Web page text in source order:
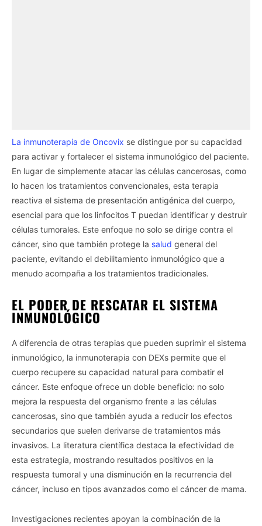
La inmunoterapia de Oncovix se distingue por su capacidad
para activar y fortalecer el sistema inmunológico del paciente.
En lugar de simplemente atacar las células cancerosas, como
lo hacen los tratamientos convencionales, esta terapia
reactiva el sistema de presentación antigénica del cuerpo,
esencial para que los linfocitos T puedan identificar y destruir
células tumorales. Este enfoque no solo se dirige contra el
cáncer, sino que también protege la salud general del
paciente, evitando el debilitamiento inmunológico que a
menudo acompaña a los tratamientos tradicionales.
EL PODER DE RESCATAR EL SISTEMA
INMUNOLÓGICO
A diferencia de otras terapias que pueden suprimir el sistema
inmunológico, la inmunoterapia con DEXs permite que el
cuerpo recupere su capacidad natural para combatir el
cáncer. Este enfoque ofrece un doble beneficio: no solo
mejora la respuesta del organismo frente a las células
cancerosas, sino que también ayuda a reducir los efectos
secundarios que suelen derivarse de tratamientos más
invasivos. La literatura científica destaca la efectividad de
esta estrategia, mostrando resultados positivos en la
respuesta tumoral y una disminución en la recurrencia del
cáncer, incluso en tipos avanzados como el cáncer de mama.
Investigaciones recientes apoyan la combinación de la